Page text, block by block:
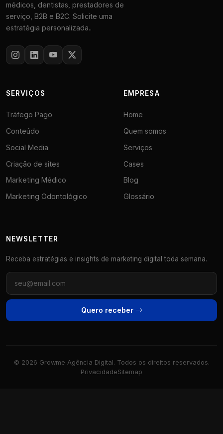
médicos, dentistas, prestadores de
serviço, B2B e B2C. Solicite uma
estratégia personalizada..
SERVIÇOS
Tráfego Pago
Conteúdo
Social Media
Criação de sites
Marketing Médico
Marketing Odontológico
EMPRESA
Home
Quem somos
Serviços
Cases
Blog
Glossário
NEWSLETTER
Receba estratégias e insights de marketing digital toda semana.
Quero receber
© 2026 Growme Agência Digital. Todos os direitos reservados.
PrivacidadeSitemap